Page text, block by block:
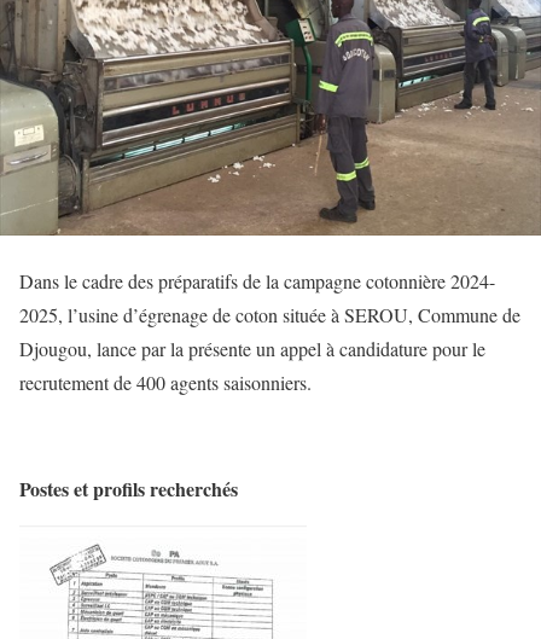
Dans le cadre des préparatifs de la campagne cotonnière 2024-
2025, l’usine d’égrenage de coton située à SEROU, Commune de
Djougou, lance par la présente un appel à candidature pour le
recrutement de 400 agents saisonniers.
Postes et profils recherchés